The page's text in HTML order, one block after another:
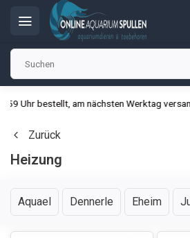
Uhr bestellt, am nächsten Werktag
Zurück
Heizung
Aquael Dennerle Eheim